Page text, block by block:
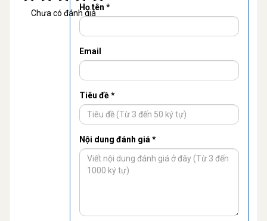
Chưa có đánh giá
Họ tên *
Email
Tiêu đề *
Nội dung đánh giá *